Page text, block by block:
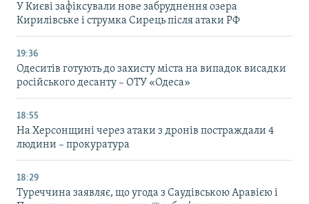
У Києві зафіксували нове забруднення озера
Кирилівське і струмка Сирець після атаки РФ
19:36
Одеситів готують до захисту міста на випадок висадки
російського десанту – ОТУ «Одеса»
18:55
На Херсонщині через атаки з дронів постраждали 4
людини – прокуратура
18:29
Туреччина заявляє, що угода з Саудівською Аравією і